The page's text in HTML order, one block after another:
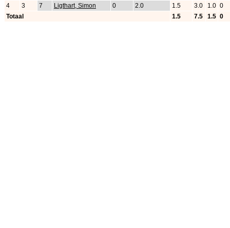
4
3 7 Ligthart, Simon 0 2.0 1.5 3.0 1.0 0
Totaal
1.5 7.5 1.5 0